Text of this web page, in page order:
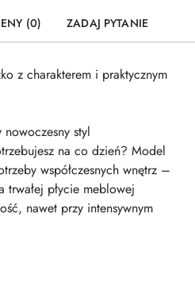
(0) ZADAJ PYTANIE
z charakterem i praktycznym
nowoczesny styl
na co dzień? Model
współczesnych wnętrz –
płycie meblowej
nawet przy intensywnym